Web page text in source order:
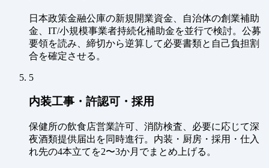
日本政策金融公庫の新規開業資金、自治体の創業補助
金、IT/小規模事業者持続化補助金を並行で検討。公募
要領を読み、締切から逆算して必要書類と自己負担割
合を確定させる。
5
内装工事・許認可・採用
保健所の飲食店営業許可、消防検査、必要に応じて深
夜酒類提供届出を同時進行。内装・厨房・採用・仕入
れ先の4本立てを2〜3か月でまとめ上げる。